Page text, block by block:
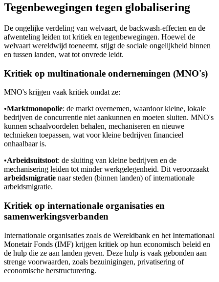
Tegenbewegingen tegen globalisering
De ongelijke verdeling van welvaart, de backwash-effecten en de
afwenteling leiden tot kritiek en tegenbewegingen. Hoewel de
welvaart wereldwijd toeneemt, stijgt de sociale ongelijkheid binnen
en tussen landen, wat tot onvrede leidt.
Kritiek op multinationale ondernemingen (MNO's)
MNO's krijgen vaak kritiek omdat ze:
•Marktmonopolie: de markt overnemen, waardoor kleine, lokale
bedrijven de concurrentie niet aankunnen en moeten sluiten. MNO's
kunnen schaalvoordelen behalen, mechaniseren en nieuwe
technieken toepassen, wat voor kleine bedrijven financieel
onhaalbaar is.
•Arbeidsuitstoot: de sluiting van kleine bedrijven en de
mechanisering leiden tot minder werkgelegenheid. Dit veroorzaakt
arbeidsmigratie naar steden (binnen landen) of internationale
arbeidsmigratie.
Kritiek op internationale organisaties en
samenwerkingsverbanden
Internationale organisaties zoals de Wereldbank en het Internationaal
Monetair Fonds (IMF) krijgen kritiek op hun economisch beleid en
de hulp die ze aan landen geven. Deze hulp is vaak gebonden aan
strenge voorwaarden, zoals bezuinigingen, privatisering of
economische herstructurering.